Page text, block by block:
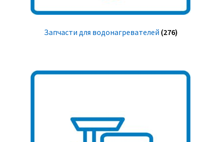
Запчасти для водонагревателей (276)